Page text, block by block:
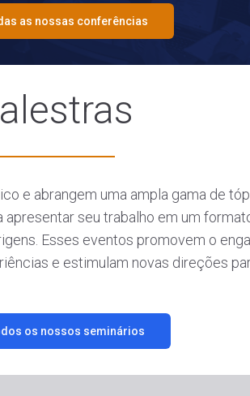
as nossas conferências
e abrangem uma ampla gama de
seu trabalho em um
Esses eventos promovem o
e estimulam novas direções
os nossos seminários